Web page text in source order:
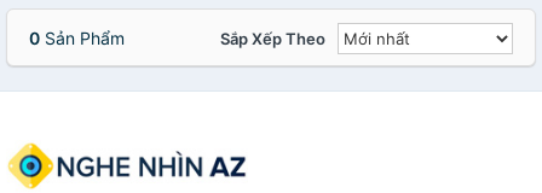
0 Sản Phẩm Sắp Xếp Theo